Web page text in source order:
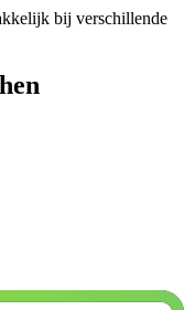
bij verschillende